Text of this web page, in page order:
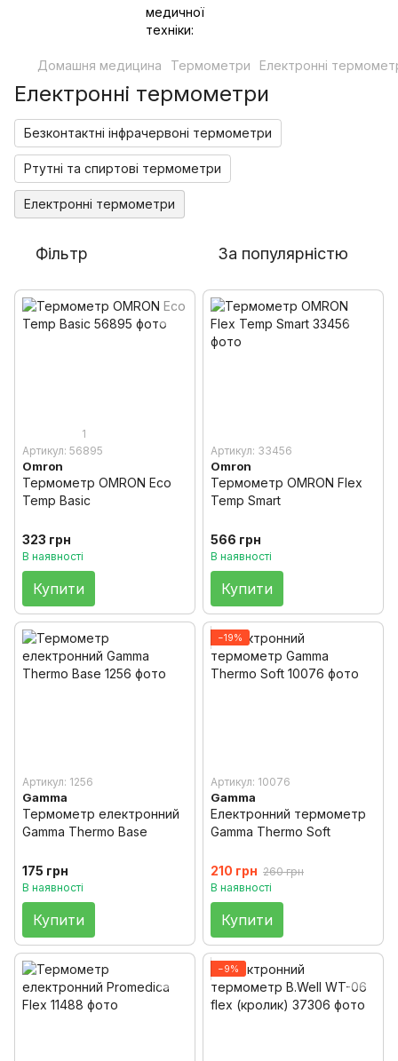
Домашня медицина Термометри Електронні
Електронні термометри
Безконтактні інфрачервоні термометри
Ртутні та спиртові термометри
Електронні термометри
Фільтр За популярністю
1
Артикул: 56895
Omron
Термометр OMRON Eco
Temp Basic
323 грн
В наявності
Купити
Артикул: 33456
Omron
Термометр OMRON Flex
Temp Smart
566 грн
В наявності
Купити
Артикул: 1256
Gamma
Термометр електронний
Gamma Thermo Base
175 грн
В наявності
Купити
−19%
Артикул: 10076
Gamma
Електронний термометр
Gamma Thermo Soft
210 грн 260 грн
В наявності
Купити
−9%